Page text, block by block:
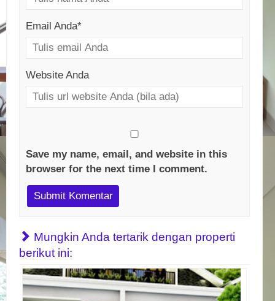
Email Anda*
Website Anda
Save my name, email, and website in this
browser for the next time I comment.
Mungkin Anda tertarik dengan properti
berikut ini: